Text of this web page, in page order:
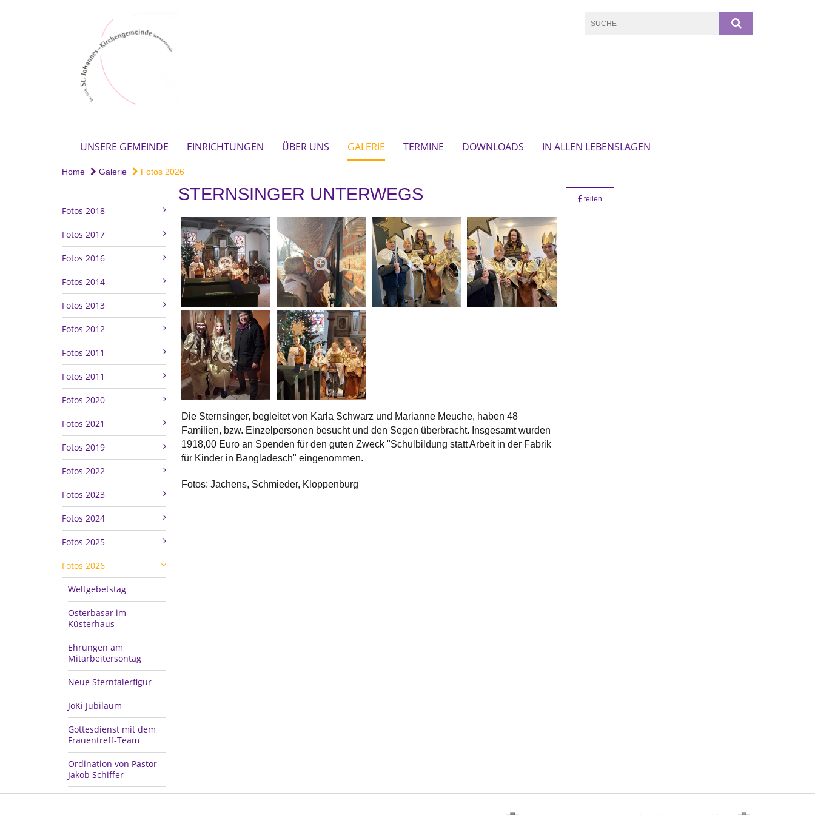
UNSERE GEMEINDE EINRICHTUNGEN ÜBER UNS GALERIE TERMINE DOWNLOADS IN ALLEN LEBENSLAGEN
Home Galerie Fotos 2026
Fotos 2018
Fotos 2017
Fotos 2016
Fotos 2014
Fotos 2013
Fotos 2012
Fotos 2011
Fotos 2011
Fotos 2020
Fotos 2021
Fotos 2019
Fotos 2022
Fotos 2023
Fotos 2024
Fotos 2025
Fotos 2026
Weltgebetstag
Osterbasar im
Küsterhaus
Ehrungen am
Mitarbeitersontag
Neue Sterntalerfigur
JoKi Jubiläum
Gottesdienst mit dem
Frauentreff-Team
Ordination von Pastor
Jakob Schiffer
STERNSINGER UNTERWEGS teilen
Die Sternsinger, begleitet von Karla Schwarz und Marianne Meuche, haben 48
Familien, bzw. Einzelpersonen besucht und den Segen überbracht. Insgesamt wurden
1918,00 Euro an Spenden für den guten Zweck "Schulbildung statt Arbeit in der Fabrik
für Kinder in Bangladesch" eingenommen.
Fotos: Jachens, Schmieder, Kloppenburg